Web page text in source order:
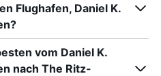
Flughafen, Daniel K.
vom Daniel K.
nach The Ritz-